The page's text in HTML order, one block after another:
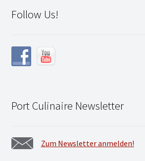
Follow Us!
Port Culinaire Newsletter
Zum Newsletter anmelden!